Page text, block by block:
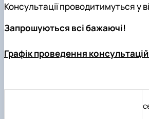
Консультації проводитимуться у
Запрошуються всі бажаючі!
Графік проведення